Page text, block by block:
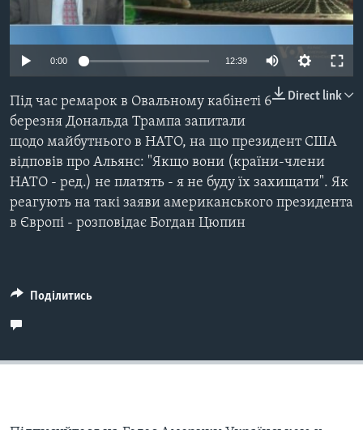
СУСПІЛЬСТВО
ЕКОНОМІКА
ІСТОРІЇ УСПІХУ УКРАЇНЦІВ
ТЕЛЕПРОГРАМИ
ЧАС-TIME
СТУДІЯ ВАШИНГТОН
ВІКНО В АМЕРИКУ
ПРАЙМ-ТАЙМ
ПОГЛЯД З ВАШИНГТОНА
ENGLISH
Learning English
МИ В СОЦМЕРЕЖАХ
Мови
Auto 360p 480p
1080p
0:00 12:39
240p
480p
1080p
Direct link
Під час ремарок в Овальному кабінеті 6
березня Дональда Трампа запитали
щодо майбутнього в НАТО, на що президент США
відповів про Альянс: "Якщо вони (країни-члени
НАТО - ред.) не платять - я не буду їх захищати". Як
реагують на такі заяви американського президента
в Європі - розповідає Богдан Цюпин
Поділитись